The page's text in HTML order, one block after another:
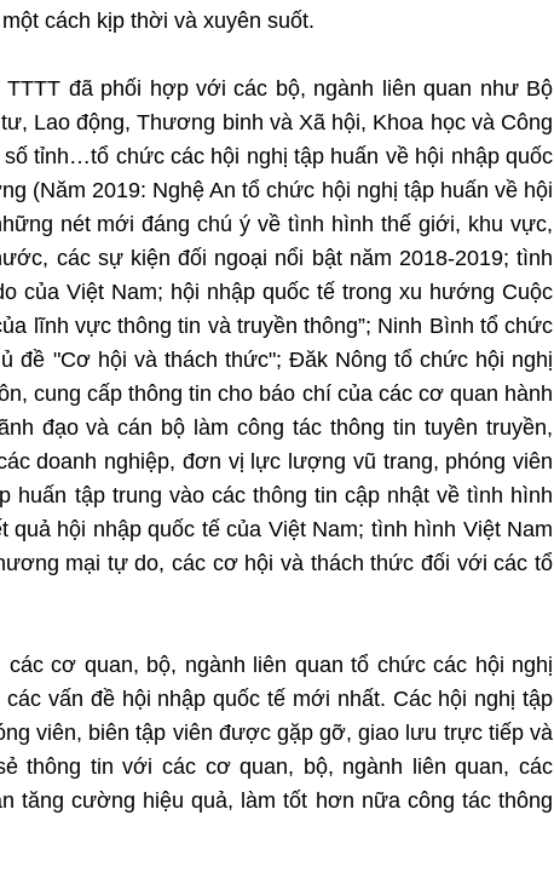
cách kịp thời và xuyên suốt.
TTTT đã phối hợp với các bộ, ngành liên quan như Bộ
Lao động, Thương binh và Xã hội, Khoa học và Công
tỉnh…tổ chức các hội nghị tập huấn về hội nhập quốc
(Năm 2019: Nghệ An tổ chức hội nghị tập huấn về hội
nét mới đáng chú ý về tình hình thế giới, khu vực,
các sự kiện đối ngoại nổi bật năm 2018-2019; tình
của Việt Nam; hội nhập quốc tế trong xu hướng Cuộc
lĩnh vực thông tin và truyền thông”; Ninh Bình tổ chức
đề "Cơ hội và thách thức"; Đăk Nông tổ chức hội nghị
cung cấp thông tin cho báo chí của các cơ quan hành
đạo và cán bộ làm công tác thông tin tuyên truyền,
doanh nghiệp, đơn vị lực lượng vũ trang, phóng viên
tập trung vào các thông tin cập nhật về tình hình
hội nhập quốc tế của Việt Nam; tình hình Việt Nam
mại tự do, các cơ hội và thách thức đối với các tổ
cơ quan, bộ, ngành liên quan tổ chức các hội nghị
vấn đề hội nhập quốc tế mới nhất. Các hội nghị tập
viên, biên tập viên được gặp gỡ, giao lưu trực tiếp và
thông tin với các cơ quan, bộ, ngành liên quan, các
tăng cường hiệu quả, làm tốt hơn nữa công tác thông